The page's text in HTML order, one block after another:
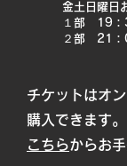
金土日曜日
１部 19
２部 21
チケットはオ
購入できます。
こちらからお